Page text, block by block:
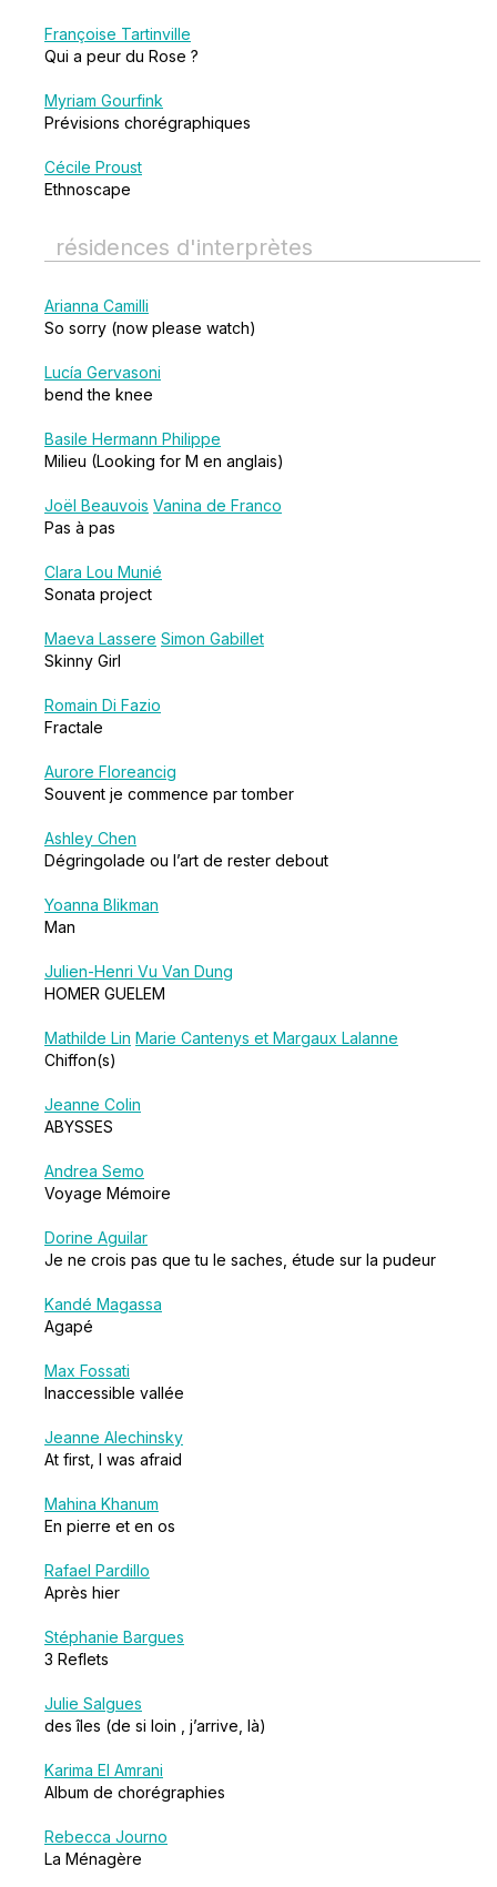
Françoise Tartinville
Qui a peur du Rose ?
Myriam Gourfink
Prévisions chorégraphiques
Cécile Proust
Ethnoscape
résidences d'interprètes
Arianna Camilli
So sorry (now please watch)
Lucía Gervasoni
bend the knee
Basile Hermann Philippe
Milieu (Looking for M en anglais)
Joël Beauvois Vanina de Franco
Pas à pas
Clara Lou Munié
Sonata project
Maeva Lassere Simon Gabillet
Skinny Girl
Romain Di Fazio
Fractale
Aurore Floreancig
Souvent je commence par tomber
Ashley Chen
Dégringolade ou l’art de rester debout
Yoanna Blikman
Man
Julien-Henri Vu Van Dung
HOMER GUELEM
Mathilde Lin Marie Cantenys et Margaux Lalanne
Chiffon(s)
Jeanne Colin
ABYSSES
Andrea Semo
Voyage Mémoire
Dorine Aguilar
Je ne crois pas que tu le saches, étude sur la pudeur
Kandé Magassa
Agapé
Max Fossati
Inaccessible vallée
Jeanne Alechinsky
At first, I was afraid
Mahina Khanum
En pierre et en os
Rafael Pardillo
Après hier
Stéphanie Bargues
3 Reflets
Julie Salgues
des îles (de si loin , j’arrive, là)
Karima El Amrani
Album de chorégraphies
Rebecca Journo
La Ménagère